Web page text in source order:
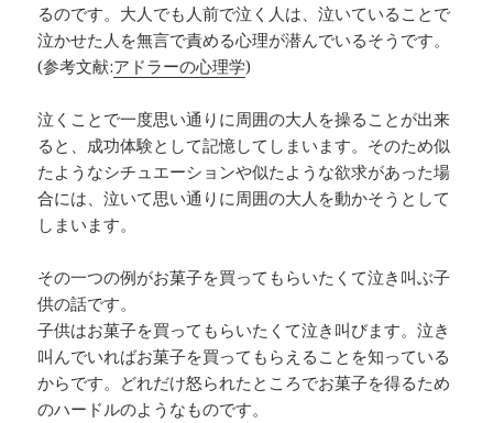
るのです。大人でも人前で泣く人は、泣いていることで
泣かせた人を無言で責める心理が潜んでいるそうです。
(参考文献:アドラーの心理学)
泣くことで一度思い通りに周囲の大人を操ることが出来
ると、成功体験として記憶してしまいます。そのため似
たようなシチュエーションや似たような欲求があった場
合には、泣いて思い通りに周囲の大人を動かそうとして
しまいます。
その一つの例がお菓子を買ってもらいたくて泣き叫ぶ子
供の話です。
子供はお菓子を買ってもらいたくて泣き叫びます。泣き
叫んでいればお菓子を買ってもらえることを知っている
からです。どれだけ怒られたところでお菓子を得るため
のハードルのようなものです。